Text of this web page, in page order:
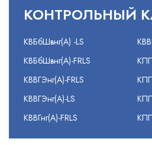
КОНТРОЛЬНЫЙ
КВБбШвнг(А) -LS
КВБбШвнг(А)-FRLS
КВВГЭнг(А)-FRLS
КВВГЭнг(А)-LS
КВВГнг(А)-FRLS